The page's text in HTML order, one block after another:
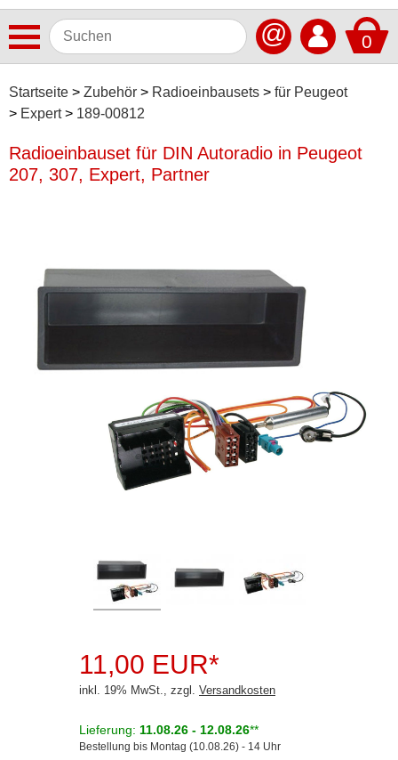
0
@
Startseite Zubehör Radioeinbausets
für Peugeot
Expert
189-00812
Autoradios
Dashcams
Multimedia
Navigationssysteme
Soundprozessoren
Aktivsystemadapter
Antennenkabel
Antennensplitter
Antennenstab
Radioeinbauset für DIN Autoradio in Peugeot
207, 307, Expert, Partner
11,00 EUR*
inkl. 19% MwSt., zzgl. Versandkosten
Lieferung: 11.08.26 - 12.08.26**
Bestellung bis Montag (10.08.26) - 14 Uhr